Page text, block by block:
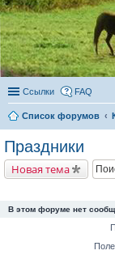
Ссылки FAQ
Список форумов
Праздники
Новая тема
В этом форуме нет